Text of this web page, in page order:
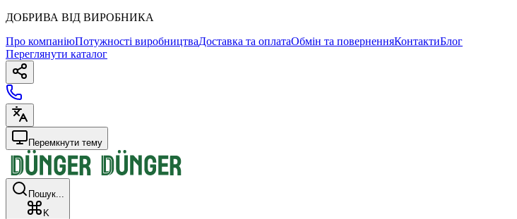
ДОБРИВА ВІД ВИРОБНИКА
Про компаніюПотужності виробництваДоставка та оплатаОбмін та поверненняКонтактиБлог
Переглянути каталог
Перемкнути тему
Пошук...
K